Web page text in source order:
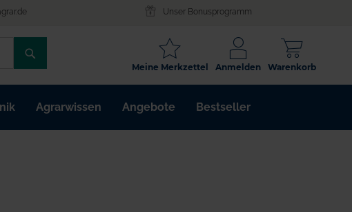
Unser Bonusprogramm
/
ARTIKELNR.
/
Warenkorb
Anmelden
Meine Merkzettel
Agrarwissen Angebote Bestseller